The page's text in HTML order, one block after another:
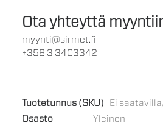
Ota yhteyttä
myynti@sirmet.fi
+358 3 3403342
Tuotetunnus (SKU)
Ei
Osasto
Yleinen